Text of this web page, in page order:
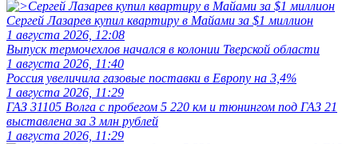
Сергей Лазарев купил квартиру в Майами за $1 миллион
1 августа 2026, 12:08
Выпуск термочехлов начался в колонии Тверской области
1 августа 2026, 11:40
Россия увеличила газовые поставки в Европу на 3,4%
1 августа 2026, 11:29
ГАЗ 31105 Волга с пробегом 5 220 км и тюнингом под ГАЗ 21
выставлена за 3 млн рублей
1 августа 2026, 11:29